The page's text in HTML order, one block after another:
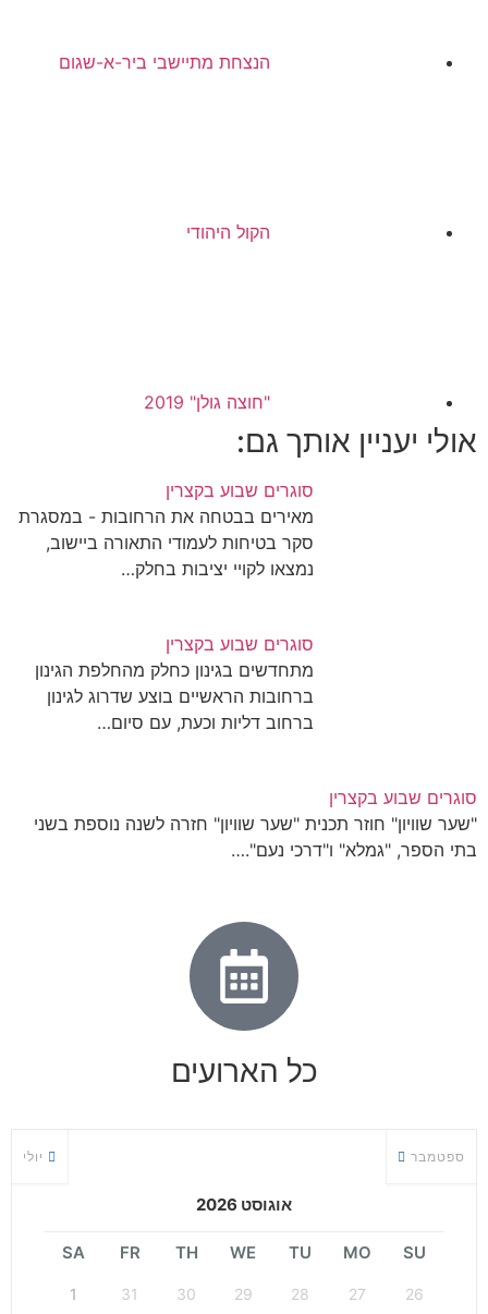
הנצחת מתיישבי ביר-א-שגום
הקול היהודי
"חוצה גולן" 2019
אולי יעניין אותך גם:
סוגרים שבוע בקצרין
מאירים בבטחה את הרחובות - במסגרת
סקר בטיחות לעמודי התאורה ביישוב,
נמצאו לקויי יציבות בחלק…
סוגרים שבוע בקצרין
מתחדשים בגינון כחלק מהחלפת הגינון
ברחובות הראשיים בוצע שדרוג לגינון
ברחוב דליות וכעת, עם סיום…
סוגרים שבוע בקצרין
"שער שוויון" חוזר תכנית "שער שוויון" חזרה לשנה נוספת בשני
בתי הספר, "גמלא" ו"דרכי נעם".…
כל הארועים
יולי
אוגוסט 2026
ספטמבר
SU
MO
TU
WE
TH
FR
SA
26
27
28
29
30
31
1